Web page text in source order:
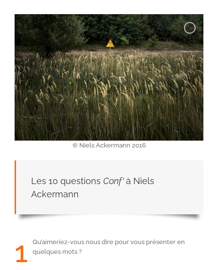
© Niels Ackermann 2016
Les 10 questions Conf'à Niels
Ackermann
1
Qu’aimeriez-vous nous dire pour vous présenter en
quelques mots ?